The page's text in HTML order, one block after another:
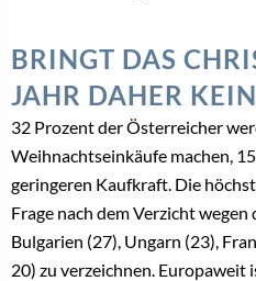
BRINGT DAS
JAHR DAHER
32 Prozent der Österreicher
Weihnachtseinkäufe machen,
geringeren Kaufkraft. Die
Frage nach dem Verzicht
Bulgarien (27), Ungarn (23),
20) zu verzeichnen. Europaweit